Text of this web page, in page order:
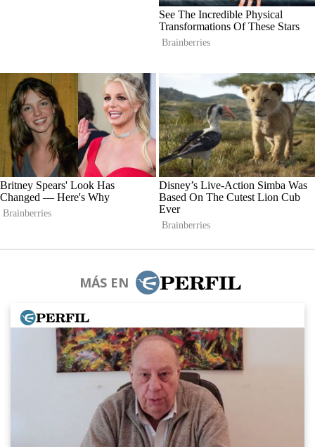
MÁS EN